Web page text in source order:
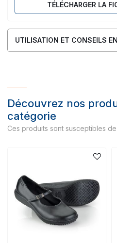
TÉLÉCHARGER LA
UTILISATION ET CONSEILS
Découvrez nos
catégorie
Ces produits sont susceptibles